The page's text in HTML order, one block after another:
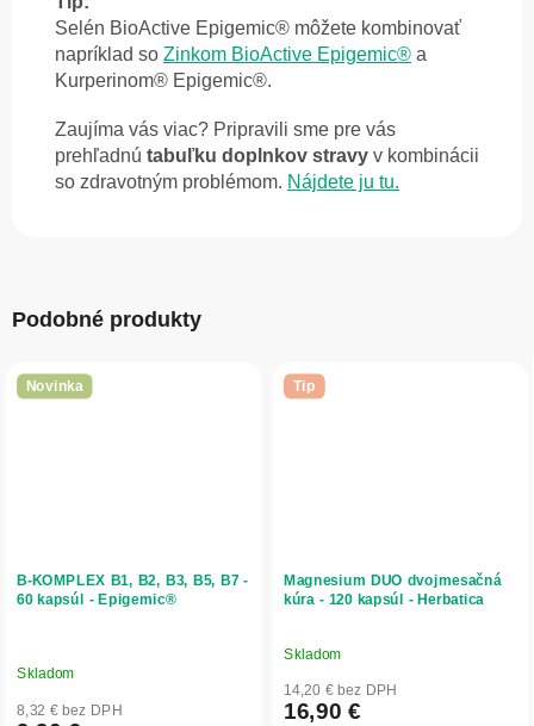
Selén BioActive Epigemic® môžete kombinovať
napríklad so Zinkom BioActive Epigemic® a
Kurperinom® Epigemic®.
Zaujíma vás viac? Pripravili sme pre vás
prehľadnú tabuľku doplnkov stravy v kombinácii
so zdravotným problémom. Nájdete ju tu.
Podobné produkty
Novinka
B-KOMPLEX B1, B2, B3, B5, B7 -
60 kapsúl - Epigemic®
Skladom
8,32 € bez DPH
Tip
Magnesium DUO dvojmesačná
kúra - 120 kapsúl - Herbatica
Priemerné
hodnotenie
produktu
Skladom
14,20 € bez DPH
16,90 €